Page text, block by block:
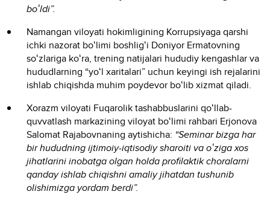
boʻldi”.
Namangan viloyati hokimligining Korrupsiyaga qarshi
ichki nazorat boʻlimi boshligʻi Doniyor Ermatovning
soʻzlariga koʻra, trening natijalari hududiy kengashlar va
hududlarning “yoʻl xaritalari” uchun keyingi ish rejalarini
ishlab chiqishda muhim poydevor boʻlib xizmat qiladi.
Xorazm viloyati Fuqarolik tashabbuslarini qoʻllab-
quvvatlash markazining viloyat boʻlimi rahbari Erjonova
Salomat Rajabovnaning aytishicha: “Seminar bizga har
bir hududning ijtimoiy-iqtisodiy sharoiti va oʻziga xos
jihatlarini inobatga olgan holda profilaktik choralarni
qanday ishlab chiqishni amaliy jihatdan tushunib
olishimizga yordam berdi”.